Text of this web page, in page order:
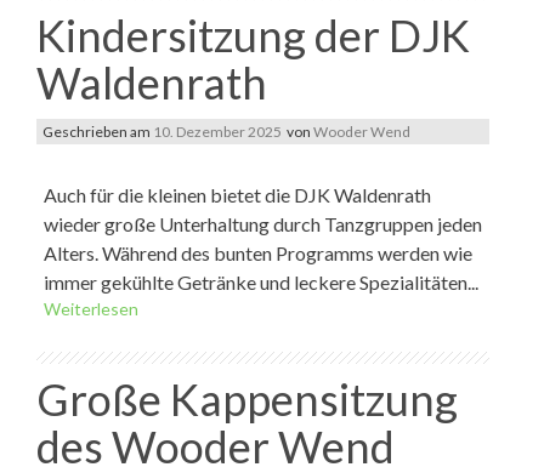
Kindersitzung der DJK
Waldenrath
Geschrieben am 10. Dezember 2025 von Wooder Wend
Auch für die kleinen bietet die DJK Waldenrath
wieder große Unterhaltung durch Tanzgruppen jeden
Alters. Während des bunten Programms werden wie
immer gekühlte Getränke und leckere Spezialitäten...
Weiterlesen
Große Kappensitzung
des Wooder Wend